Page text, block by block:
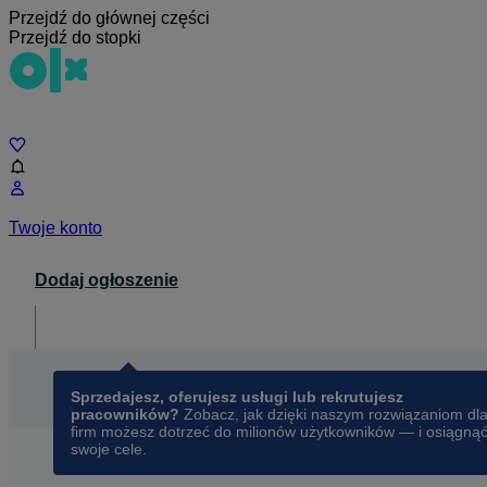
Przejdź do głównej części
Przejdź do stopki
Twoje konto
Dodaj ogłoszenie
Sprzedajesz, oferujesz usługi lub rekrutujesz
pracowników? Zobacz, jak dzięki naszym rozwiązaniom dla
firm możesz dotrzeć do milionów użytkowników — i osiągnąć
swoje cele.